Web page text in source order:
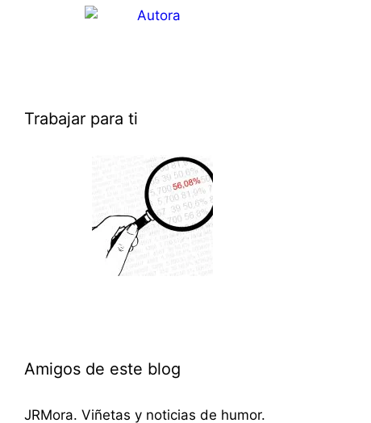
Trabajar para ti
Amigos de este blog
JRMora. Viñetas y noticias de humor.